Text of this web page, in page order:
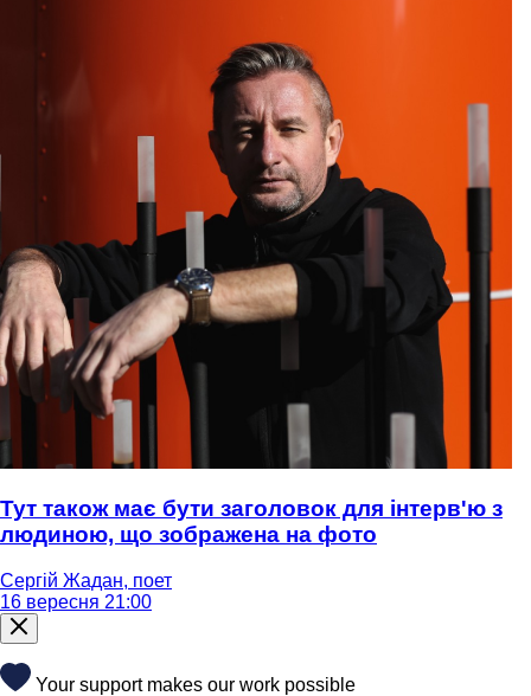
Тут також має бути заголовок для інтерв'ю з
людиною, що зображена на фото
Сергій Жадан, поет
16 вересня 21:00
Your support makes our work possible